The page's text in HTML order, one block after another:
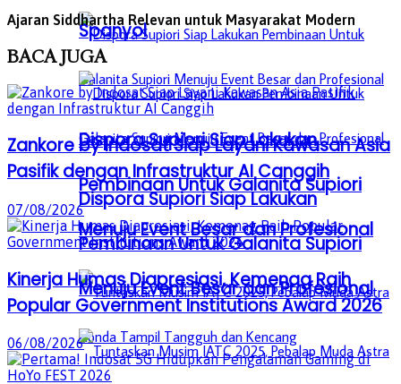
Dispora Supiori Siap Lakukan
Pembinaan Untuk Galanita Supiori
Menuju Event Besar dan Profesional
Spanyol
Dispora Supiori Siap Lakukan
Pembinaan Untuk Galanita Supiori
Menuju Event Besar dan Profesional
Ajaran Siddhartha Relevan untuk Masyarakat Modern
BACAJUGA
Zankore by Indosat Siap Layani Kawasan Asia
Pasifik dengan Infrastruktur AI Canggih
07/08/2026
Kinerja Humas Diapresiasi, Kemenag Raih
Popular Government Institutions Award 2026
06/08/2026